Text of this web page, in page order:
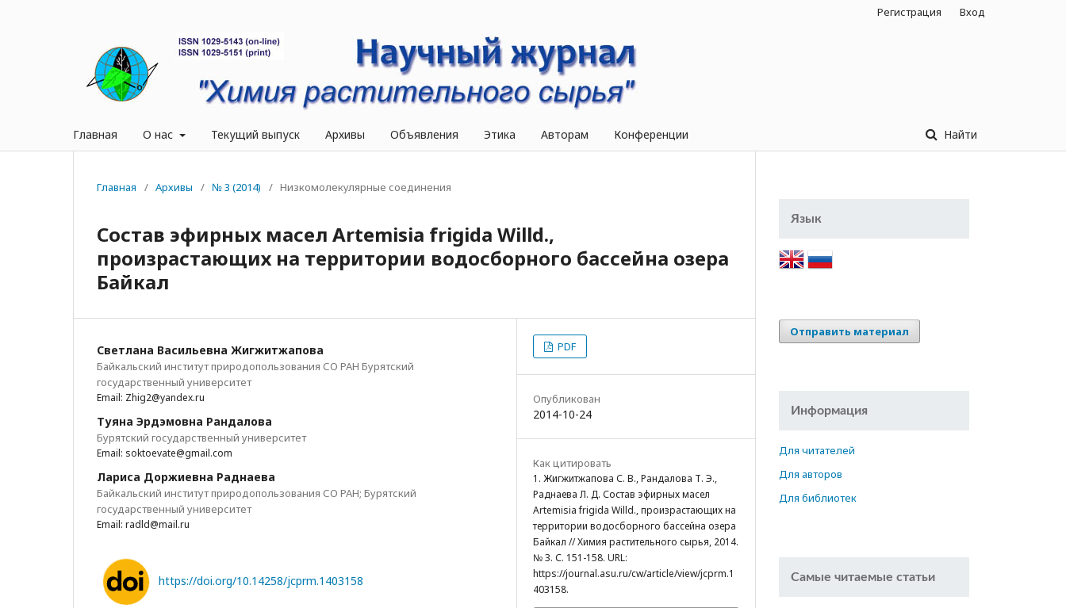
Главная О нас Текущий выпуск Архивы Объявления Этика Авторам Конференции Найти
Регистрация Вход
Главная / Архивы / № 3 (2014) / Низкомолекулярные соединения
Состав эфирных масел Artemisia frigida Willd.,
произрастающих на территории водосборного бассейна озера
Байкал
Светлана Васильевна Жигжитжапова
Байкальский институт природопользования СО РАН Бурятский
государственный университет
Email: Zhig2@yandex.ru
Туяна Эрдэмовна Рандалова
Бурятский государственный университет
Email: soktoevate@gmail.com
Лариса Доржиевна Раднаева
Байкальский институт природопользования СО РАН; Бурятский
государственный университет
Email: radld@mail.ru
https://doi.org/10.14258/jcprm.1403158
PDF
Опубликован
2014-10-24
Как цитировать
1. Жигжитжапова С. В., Рандалова Т. Э.,
Раднаева Л. Д. Состав эфирных масел
Artemisia frigida Willd., произрастающих на
территории водосборного бассейна озера
Байкал // Химия растительного сырья, 2014.
№ 3. С. 151-158. URL:
https://journal.asu.ru/cw/article/view/jcprm.1
403158.
Язык
Отправить материал
Информация
Для читателей
Для авторов
Для библиотек
Самые читаемые статьи